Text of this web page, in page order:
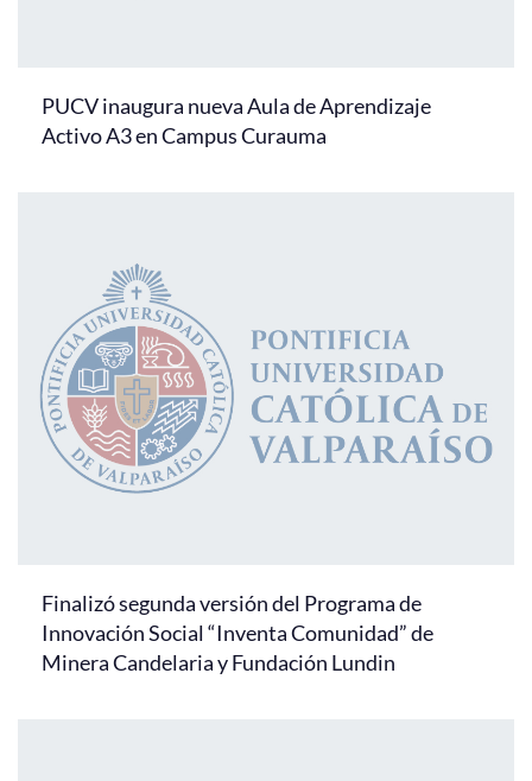
PUCV inaugura nueva Aula de Aprendizaje
Activo A3 en Campus Curauma
Finalizó segunda versión del Programa de
Innovación Social “Inventa Comunidad” de
Minera Candelaria y Fundación Lundin